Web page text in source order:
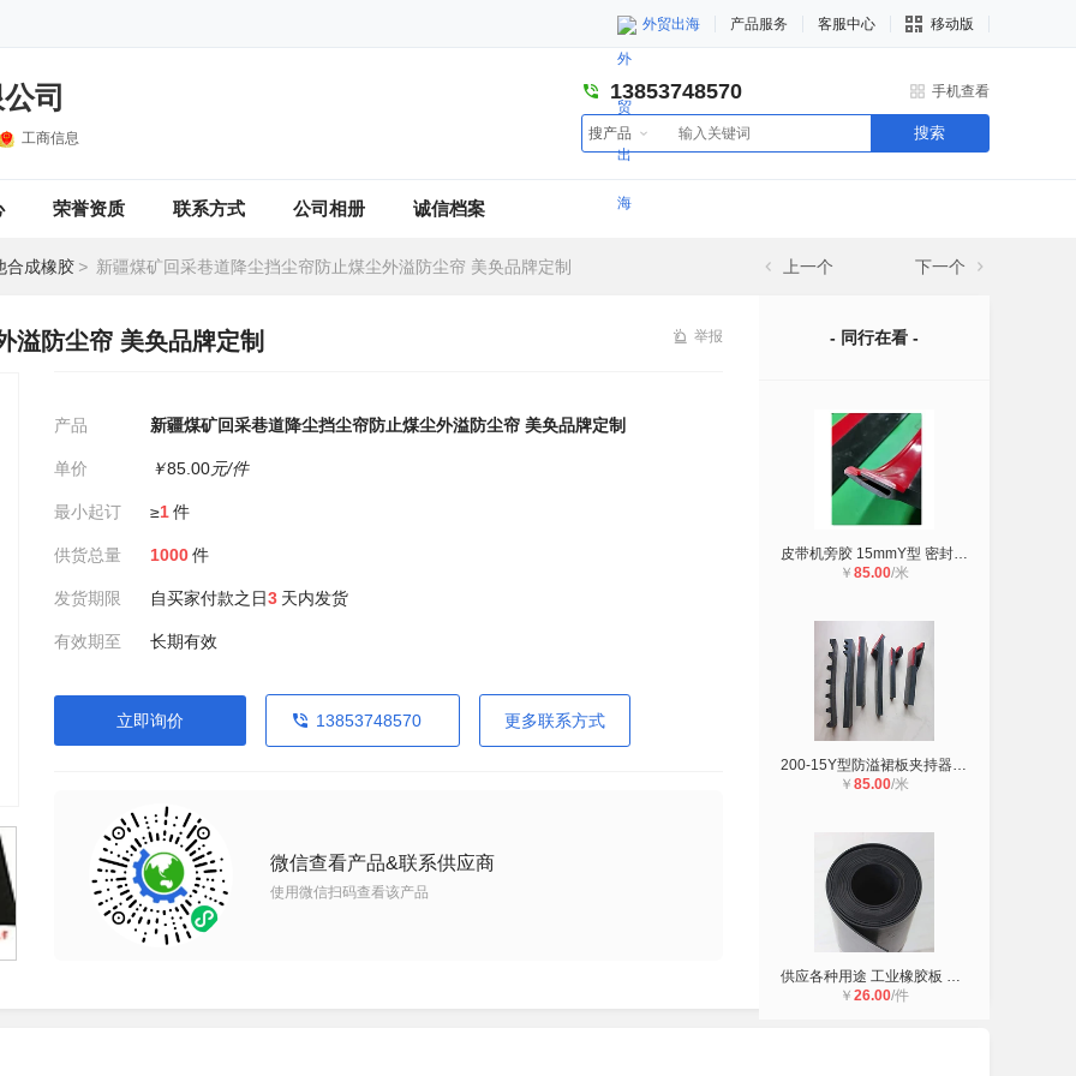
外贸出海 产品服务 客服中心 移动版
司
工商信息
13853748570 手机查看
搜产品 搜索
荣誉资质 联系方式 公司相册 诚信档案
合成橡胶 > 新疆煤矿回采巷道降尘挡尘帘防止煤尘外溢防尘帘 美奂品牌定制 上一个 下一个
溢防尘帘 美奂品牌定制 举报
产品 新疆煤矿回采巷道降尘挡尘帘防止煤尘外溢防尘帘 美奂品牌定制
单价 ￥85.00元/件
最小起订 ≥1件
供货总量 1000件
发货期限 自买家付款之日3 天内发货
有效期至 长期有效
立即询价 13853748570 更多联系方式
微信查看产品&联系供应商
使用微信扫码查看该产品
- 同行在看 -
皮带机旁胶 15mmY型 密封导料槽夹持
￥ 85.00/米
200-15Y型防溢裙板夹持器厂家 胶带机
￥ 85.00/米
供应各种用途 工业橡胶板 生胶板 衬
￥ 26.00/件